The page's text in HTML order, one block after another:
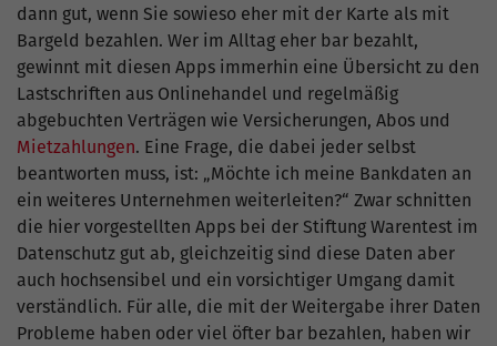
dann gut, wenn Sie sowieso eher mit der Karte als mit
Bargeld bezahlen. Wer im Alltag eher bar bezahlt,
gewinnt mit diesen Apps immerhin eine Übersicht zu den
Lastschriften aus Onlinehandel und regelmäßig
abgebuchten Verträgen wie Versicherungen, Abos und
Mietzahlungen. Eine Frage, die dabei jeder selbst
beantworten muss, ist: „Möchte ich meine Bankdaten an
ein weiteres Unternehmen weiterleiten?“ Zwar schnitten
die hier vorgestellten Apps bei der Stiftung Warentest im
Datenschutz gut ab, gleichzeitig sind diese Daten aber
auch hochsensibel und ein vorsichtiger Umgang damit
verständlich. Für alle, die mit der Weitergabe ihrer Daten
Probleme haben oder viel öfter bar bezahlen, haben wir